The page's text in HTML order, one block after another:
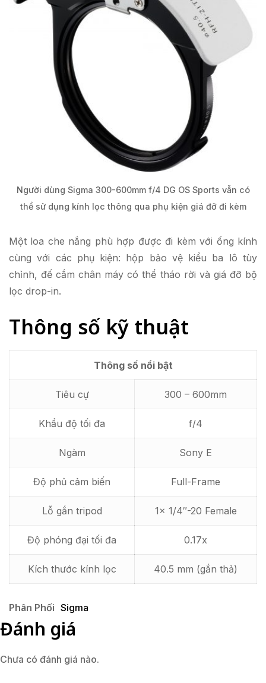
Người dùng Sigma 300-600mm f/4 DG OS Sports vẫn có
thể sử dụng kính lọc thông qua phụ kiện giá đỡ đi kèm
Một loa che nắng phù hợp được đi kèm với ống kính
cùng với các phụ kiện: hộp bảo vệ kiểu ba lô tùy
chỉnh, đế cắm chân máy có thể tháo rời và giá đỡ bộ
lọc drop-in.
Thông số kỹ thuật
Thông số nổi bật
Tiêu cự 300 – 600mm
Khẩu độ tối đa f/4
Ngàm Sony E
Độ phủ cảm biến Full-Frame
Lỗ gắn tripod 1x 1/4″-20 Female
Độ phóng đại tối đa 0.17x
Kích thước kính lọc 40.5 mm (gắn thả)
Phân Phối Sigma
Đánh giá
Chưa có đánh giá nào.